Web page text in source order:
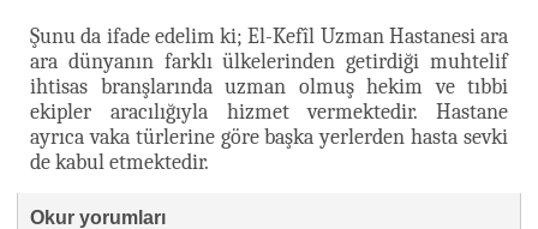
Şunu da ifade edelim ki; El-Kefîl Uzman Hastanesi ara
ara dünyanın farklı ülkelerinden getirdiği muhtelif
ihtisas branşlarında uzman olmuş hekim ve tıbbi
ekipler aracılığıyla hizmet vermektedir. Hastane
ayrıca vaka türlerine göre başka yerlerden hasta sevki
de kabul etmektedir.
Okur yorumları